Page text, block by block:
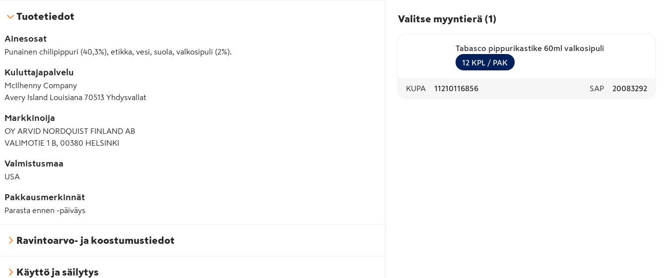
Tuotetiedot
Ainesosat
Punainen chilipippuri (40,3%), etikka, vesi, suola, valkosipuli (2%).
Kuluttajapalvelu
McIlhenny Company
Avery Island Louisiana 70513 Yhdysvallat
Markkinoija
OY ARVID NORDQUIST FINLAND AB
VALIMOTIE 1 B, 00380 HELSINKI
Valmistusmaa
USA
Pakkausmerkinnät
Parasta ennen -päiväys
Ravintoarvo- ja koostumustiedot
Käyttö ja säilytys
Valitse myyntierä (1 )
Tabasco pippurikastike 60ml valkosipuli
12 KPL / PAK
KUPA 11210116856 SAP 20083292